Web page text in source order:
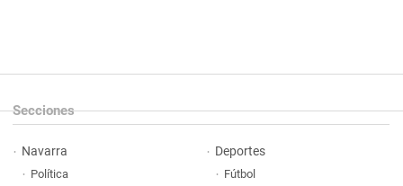
Secciones
Navarra
Política
Deportes
Fútbol